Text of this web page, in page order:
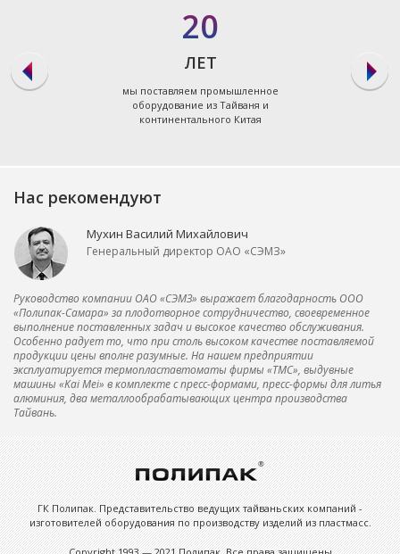
20
ЛЕТ
мы поставляем промышленное
оборудование из Тайваня и
континентального Китая
Нас рекомендуют
Мухин Василий Михайлович
Генеральный директор ОАО «СЭМЗ»
Руководство компании ОАО «СЭМЗ» выражает благодарность ООО
«Полипак-Самара» за плодотворное сотрудничество, своевременное
выполнение поставленных задач и высокое качество обслуживания.
Особенно радует то, что при столь высоком качестве поставляемой
продукции цены вполне разумные. На нашем предприятии
эксплуатируется термопластавтоматы фирмы «ТМС», выдувные
машины «Kai Mei» в комплекте с пресс-формами, пресс-формы для литья
алюминия, два металлообрабатывающих центра производства
Тайвань.
ГК Полипак. Представительство ведущих тайваньских компаний -
изготовителей оборудования по производству изделий из пластмасс.